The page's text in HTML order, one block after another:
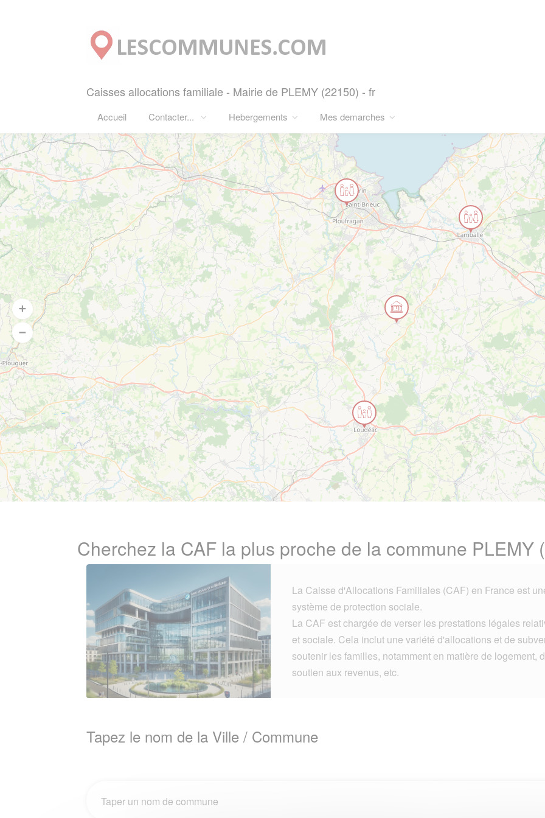
Caisses allocations familiale - Mairie de PLEMY (22150) - fr
Accueil Contacter... Hebergements Mes demarches
Cherchez la CAF la plus proche de la commune PLEMY
La Caisse d'Allocations Familiales (CAF) en France est
système de protection sociale.
La CAF est chargée de verser les prestations légales
et sociale. Cela inclut une variété d'allocations et de
soutenir les familles, notamment en matière de logement,
soutien aux revenus, etc.
Tapez le nom de la Ville / Commune